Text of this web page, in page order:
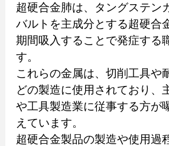
超硬合金肺は、タングステン
バルトを主成分とする超硬合
期間吸入することで発症する
す。
これらの金属は、切削工具や
どの製造に使用されており、
や工具製造業に従事する方が
えています。
超硬合金製品の製造や使用過